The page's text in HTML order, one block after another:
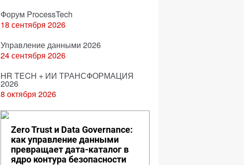
Форум ProcessTech
18 сентября 2026
Управление данными 2026
24 сентября 2026
HR TECH + ИИ ТРАНСФОРМАЦИЯ
2026
8 октября 2026
Zero Trust и Data Governance:
как управление данными
превращает дата-каталог в
ядро контура безопасности